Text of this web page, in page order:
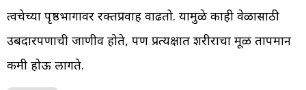
त्वचेच्या पृष्ठभागावर रक्तप्रवाह वाढतो. यामुळे काही वेळासाठी
उबदारपणाची जाणीव होते, पण प्रत्यक्षात शरीराचा मूळ तापमान
कमी होऊ लागते.